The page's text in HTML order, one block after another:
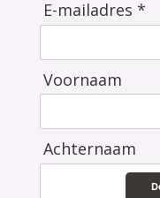
E-mailadres *
Voornaam
Achternaam